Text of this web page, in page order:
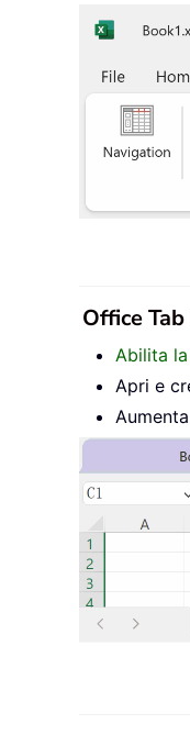
Office
Abilita
Apri e